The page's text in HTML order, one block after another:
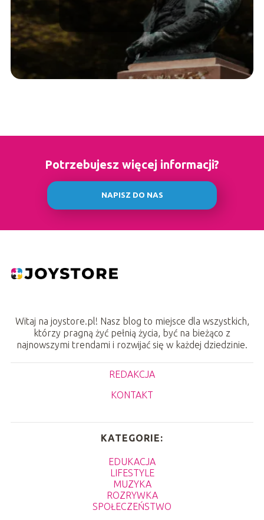
po życiu i twórczości
Potrzebujesz więcej informacji?
NAPISZ DO NAS
Witaj na joystore.pl! Nasz blog to miejsce dla wszystkich,
którzy pragną żyć pełnią życia, być na bieżąco z
najnowszymi trendami i rozwijać się w każdej dziedzinie.
REDAKCJA
KONTAKT
KATEGORIE:
EDUKACJA
LIFESTYLE
MUZYKA
ROZRYWKA
SPOŁECZEŃSTWO